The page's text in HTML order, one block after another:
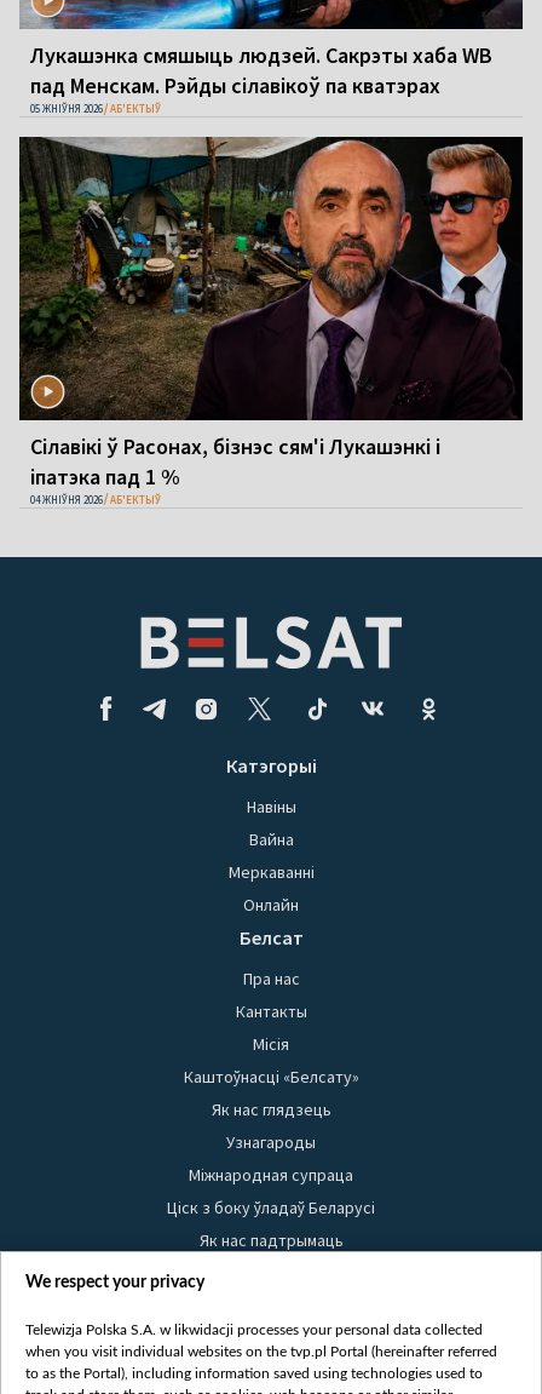
Лукашэнка смяшыць людзей. Сакрэты хаба WB
пад Менскам. Рэйды сілавікоў па кватэрах
05 ЖНІЎНЯ 2026 АБ'ЕКТЫЎ
Сілавікі ў Расонах, бізнэс сям'і Лукашэнкі і
іпатэка пад 1 %
04 ЖНІЎНЯ 2026 АБ'ЕКТЫЎ
Катэгорыі
Навіны
Вайна
Меркаванні
Онлайн
Белсат
Пра нас
Кантакты
Місія
Каштоўнасці «Белсату»
Як нас глядзець
Узнагароды
Міжнародная супраца
Ціск з боку ўладаў Беларусі
Як нас падтрымаць
Правілы выкарыстання матэрыялаў
Бяспека
Youtube
We respect your privacy
Telewizja Polska S.A. w likwidacji processes your personal data collected
when you visit individual websites on the tvp.pl Portal (hereinafter referred
to as the Portal), including information saved using technologies used to